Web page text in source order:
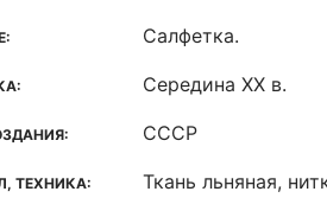
Салфетка.
Середина XX в.
СССР
ТЕХНИКА: Ткань льняная,